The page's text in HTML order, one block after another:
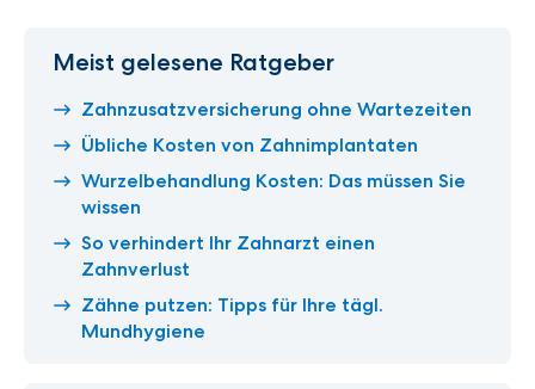
Meist gelesene Ratgeber
Zahnzusatzversicherung ohne Wartezeiten
Übliche Kosten von Zahnimplantaten
Wurzelbehandlung Kosten: Das müssen Sie
wissen
So verhindert Ihr Zahnarzt einen
Zahnverlust
Zähne putzen: Tipps für Ihre tägl.
Mundhygiene